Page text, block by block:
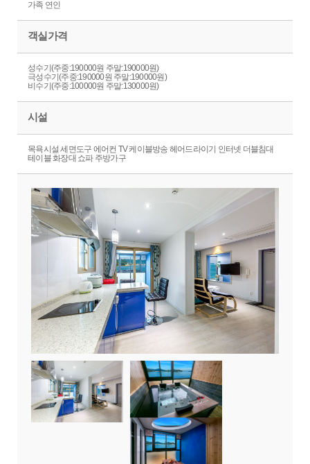
가족 연인
객실가격
성수기(주중:190000원 주말:190000원)
극성수기(주중:190000원 주말:190000원)
비수기(주중:100000원 주말:130000원)
시설
목욕시설 세면도구 에어컨 TV 케이블방송 헤어드라이기 인터넷 더블침대
테이블 화장대 쇼파 주방가구